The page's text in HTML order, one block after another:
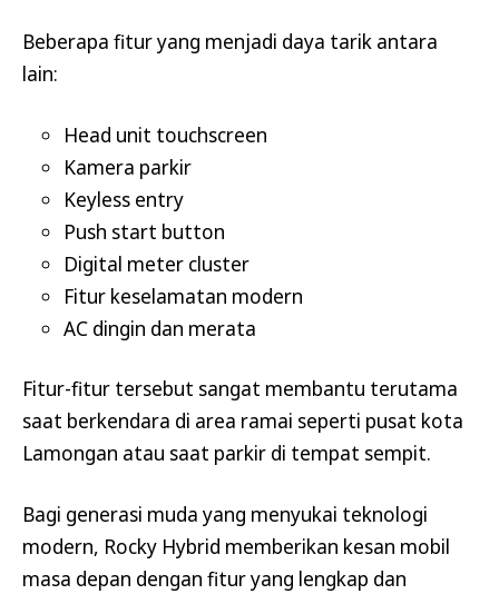
Beberapa fitur yang menjadi daya tarik antara
lain:
Head unit touchscreen
Kamera parkir
Keyless entry
Push start button
Digital meter cluster
Fitur keselamatan modern
AC dingin dan merata
Fitur-fitur tersebut sangat membantu terutama
saat berkendara di area ramai seperti pusat kota
Lamongan atau saat parkir di tempat sempit.
Bagi generasi muda yang menyukai teknologi
modern, Rocky Hybrid memberikan kesan mobil
masa depan dengan fitur yang lengkap dan